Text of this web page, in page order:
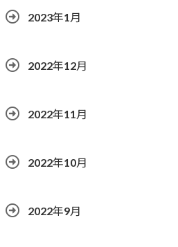
2023年1月
2022年12月
2022年11月
2022年10月
2022年9月